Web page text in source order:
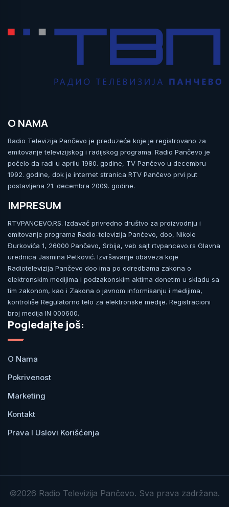
O NAMA
Radio Televizija Pančevo je preduzeće koje je registrovano za
emitovanje televizijskog i radijskog programa. Radio Pančevo je
počelo da radi u aprilu 1980. godine, TV Pančevo u decembru
1992. godine, dok je internet stranica RTV Pančevo prvi put
postavljena 21. decembra 2009. godine.
IMPRESUM
RTVPANCEVO.RS. Izdavač privredno društvo za proizvodnju i
emitovanje programa Radio-televizija Pančevo, doo, Nikole
Đurkovića 1, 26000 Pančevo, Srbija, veb sajt rtvpancevo.rs Glavna
urednica Jasmina Petković. Izvršavanje obaveza koje
Radiotelevizija Pančevo doo ima po odredbama zakona o
elektronskim medijima i podzakonskim aktima donetim u skladu sa
tim zakonom, kao i Zakona o javnom informisanju i medijima,
kontroliše Regulatorno telo za elektronske medije. Registracioni
broj medija IN 000600.
Pogledajte još:
O Nama
Pokrivenost
Marketing
Kontakt
Prava I Uslovi Korišćenja
©2026 Radio Televizija Pančevo. Sva prava zadržana.